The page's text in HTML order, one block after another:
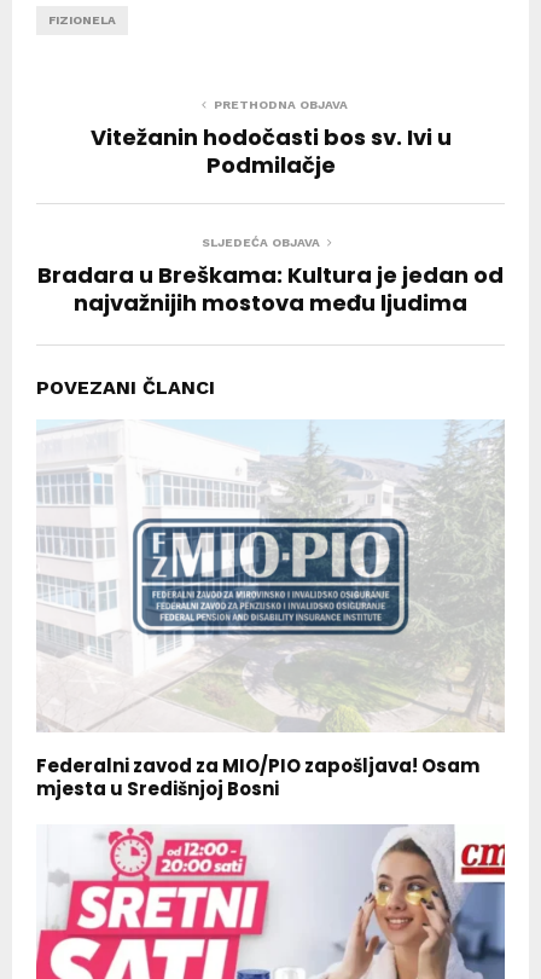
FIZIONELA
PRETHODNA OBJAVA
Vitežanin hodočasti bos sv. Ivi u
Podmilačje
SLJEDEĆA OBJAVA
Bradara u Breškama: Kultura je jedan od
najvažnijih mostova među ljudima
POVEZANI ČLANCI
Federalni zavod za MIO/PIO zapošljava! Osam
mjesta u Središnjoj Bosni